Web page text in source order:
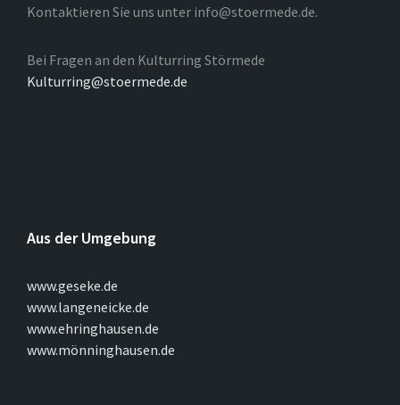
Kontaktieren Sie uns unter info@stoermede.de.
Bei Fragen an den Kulturring Störmede
Kulturring@stoermede.de
Aus der Umgebung
www.geseke.de
www.langeneicke.de
www.ehringhausen.de
www.mönninghausen.de